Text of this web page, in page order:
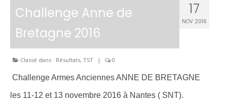
17
NOV 2016
Challenge Anne de
Bretagne 2016
Classé dans : Résultats, TST | 0
Challenge Armes Anciennes ANNE DE BRETAGNE
les 11-12 et 13 novembre 2016 à Nantes ( SNT).